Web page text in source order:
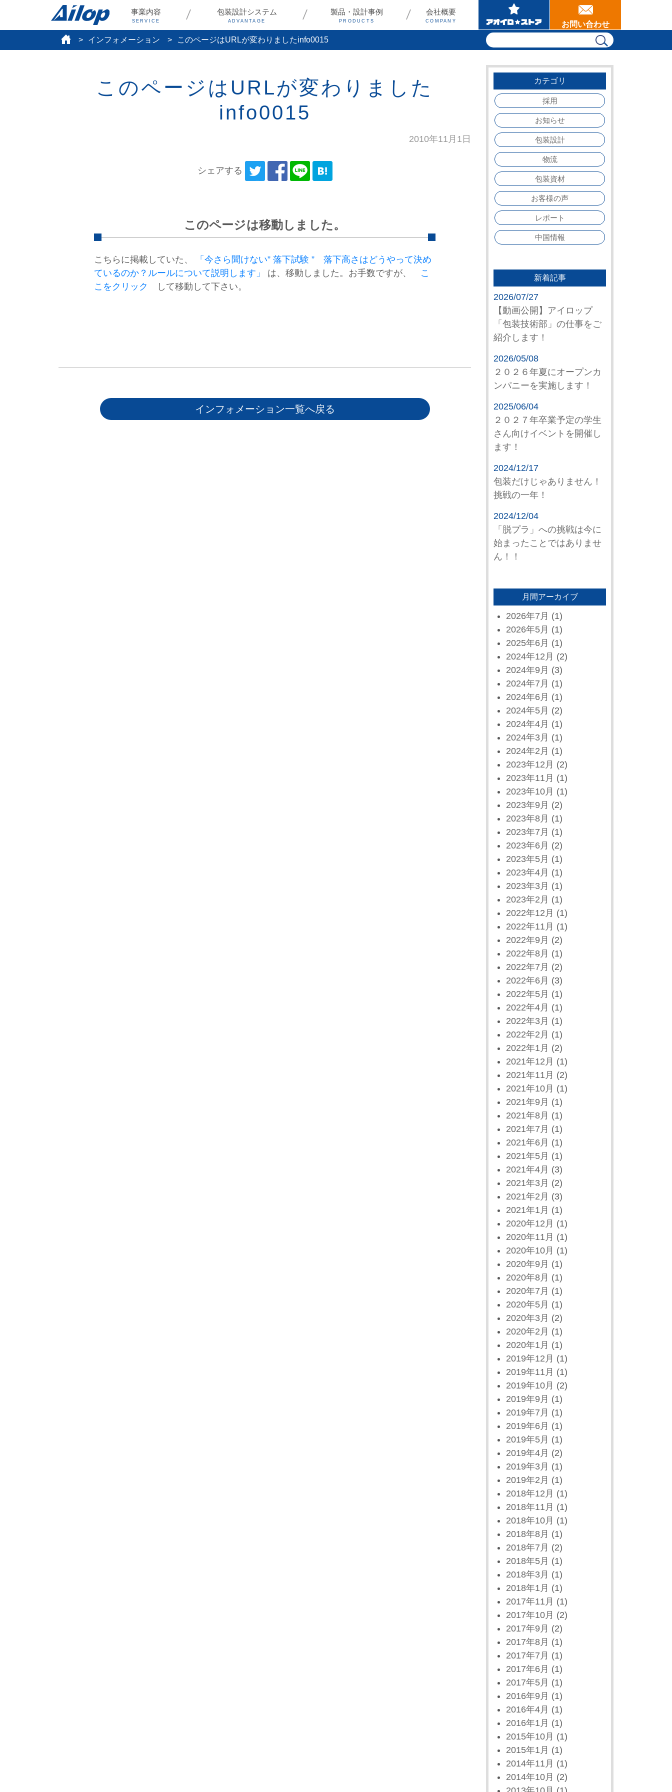
事業内容
SERVICE
包装設計システム
ADVANTAGE
製品・設計事例
PRODUCTS
会社概要
COMPANY
お問い合わせ
インフォメーション
このページはURLが変わりましたinfo0015
このページはURLが変わりました
info0015
2010年11月1日
シェアする
このページは移動しました。
こちらに掲載していた、
「今さら聞けない” 落下試験 ” 落下高さはどうやって決め
ているのか？ルールについて説明します」
は、移動しました。お手数ですが、
こ
こをクリック
して移動して下さい。
インフォメーション一覧へ戻る
カテゴリ
採用
お知らせ
包装設計
物流
包装資材
お客様の声
レポート
中国情報
新着記事
2026/07/27
【動画公開】アイロップ
「包装技術部」の仕事をご
紹介します！
2026/05/08
２０２６年夏にオープンカ
ンパニーを実施します！
2025/06/04
２０２７年卒業予定の学生
さん向けイベントを開催し
ます！
2024/12/17
包装だけじゃありません！
挑戦の一年！
2024/12/04
「脱プラ」への挑戦は今に
始まったことではありませ
ん！！
月間アーカイブ
2026年7月 (1)
2026年5月 (1)
2025年6月 (1)
2024年12月 (2)
2024年9月 (3)
2024年7月 (1)
2024年6月 (1)
2024年5月 (2)
2024年4月 (1)
2024年3月 (1)
2024年2月 (1)
2023年12月 (2)
2023年11月 (1)
2023年10月 (1)
2023年9月 (2)
2023年8月 (1)
2023年7月 (1)
2023年6月 (2)
2023年5月 (1)
2023年4月 (1)
2023年3月 (1)
2023年2月 (1)
2022年12月 (1)
2022年11月 (1)
2022年9月 (2)
2022年8月 (1)
2022年7月 (2)
2022年6月 (3)
2022年5月 (1)
2022年4月 (1)
2022年3月 (1)
2022年2月 (1)
2022年1月 (2)
2021年12月 (1)
2021年11月 (2)
2021年10月 (1)
2021年9月 (1)
2021年8月 (1)
2021年7月 (1)
2021年6月 (1)
2021年5月 (1)
2021年4月 (3)
2021年3月 (2)
2021年2月 (3)
2021年1月 (1)
2020年12月 (1)
2020年11月 (1)
2020年10月 (1)
2020年9月 (1)
2020年8月 (1)
2020年7月 (1)
2020年5月 (1)
2020年3月 (2)
2020年2月 (1)
2020年1月 (1)
2019年12月 (1)
2019年11月 (1)
2019年10月 (2)
2019年9月 (1)
2019年7月 (1)
2019年6月 (1)
2019年5月 (1)
2019年4月 (2)
2019年3月 (1)
2019年2月 (1)
2018年12月 (1)
2018年11月 (1)
2018年10月 (1)
2018年8月 (1)
2018年7月 (2)
2018年5月 (1)
2018年3月 (1)
2018年1月 (1)
2017年11月 (1)
2017年10月 (2)
2017年9月 (2)
2017年8月 (1)
2017年7月 (1)
2017年6月 (1)
2017年5月 (1)
2016年9月 (1)
2016年4月 (1)
2016年1月 (1)
2015年10月 (1)
2015年1月 (1)
2014年11月 (1)
2014年10月 (2)